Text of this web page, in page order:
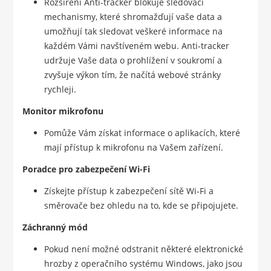
mechanismy, které shromažďují vaše data a
umožňují tak sledovat veškeré informace na
každém Vámi navštíveném webu. Anti-tracker
udržuje Vaše data o prohlížení v soukromí a
zvyšuje výkon tím, že načítá webové stránky
rychleji.
Monitor mikrofonu
Pomůže Vám získat informace o aplikacích, které
mají přístup k mikrofonu na Vašem zařízení.
Poradce pro zabezpečení Wi-Fi
Získejte přístup k zabezpečení sítě Wi-Fi a
směrovače bez ohledu na to, kde se připojujete.
Záchranný mód
Pokud není možné odstranit některé elektronické
hrozby z operačního systému Windows, jako jsou